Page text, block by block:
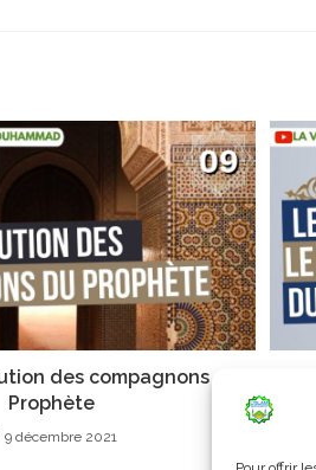
des compagnons du
Prophète
9 décembre 2021